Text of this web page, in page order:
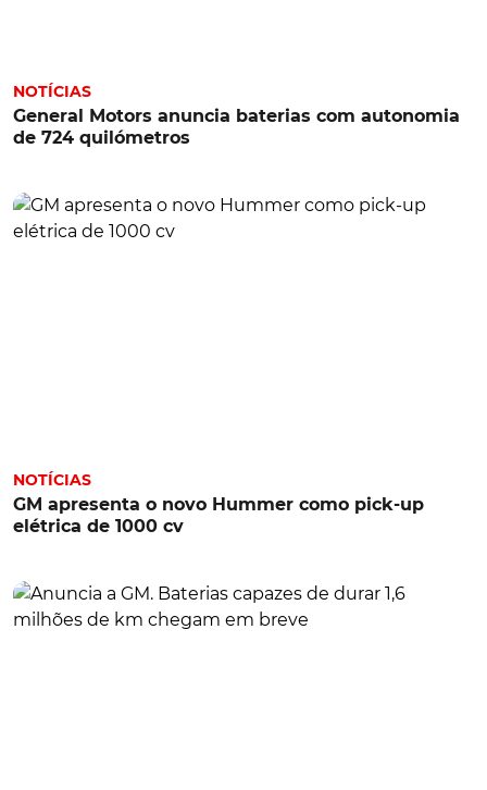
NOTÍCIAS
General Motors anuncia baterias com autonomia
de 724 quilómetros
NOTÍCIAS
GM apresenta o novo Hummer como pick-up
elétrica de 1000 cv